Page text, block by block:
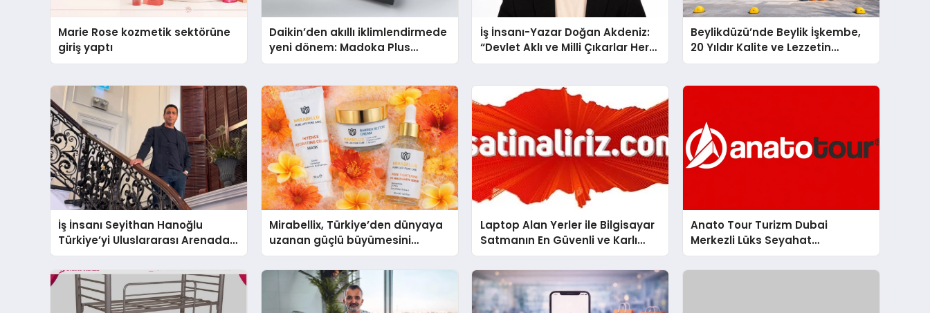
Marie Rose kozmetik sektörüne
giriş yaptı
Daikin’den akıllı iklimlendirmede
yeni dönem: Madoka Plus
Türkiye’de
İş İnsanı-Yazar Doğan Akdeniz:
“Devlet Aklı ve Milli Çıkarlar Her
Şeyin Üzerindedir”
Beylikdüzü’nde Beylik İşkembe,
20 Yıldır Kalite ve Lezzetin
Değişmeyen Adresi
İş İnsanı Seyithan Hanoğlu
Türkiye’yi Uluslararası Arenada
Tanıtmayı Hedefliyor
Mirabellix, Türkiye’den dünyaya
uzanan güçlü büyümesini
sürdürüyor
Laptop Alan Yerler ile Bilgisayar
Satmanın En Güvenli ve Karlı
Yolu
Anato Tour Turizm Dubai
Merkezli Lüks Seyahat
Hizmetleriyle Küresel Turizmde
Öne Çıkıyor